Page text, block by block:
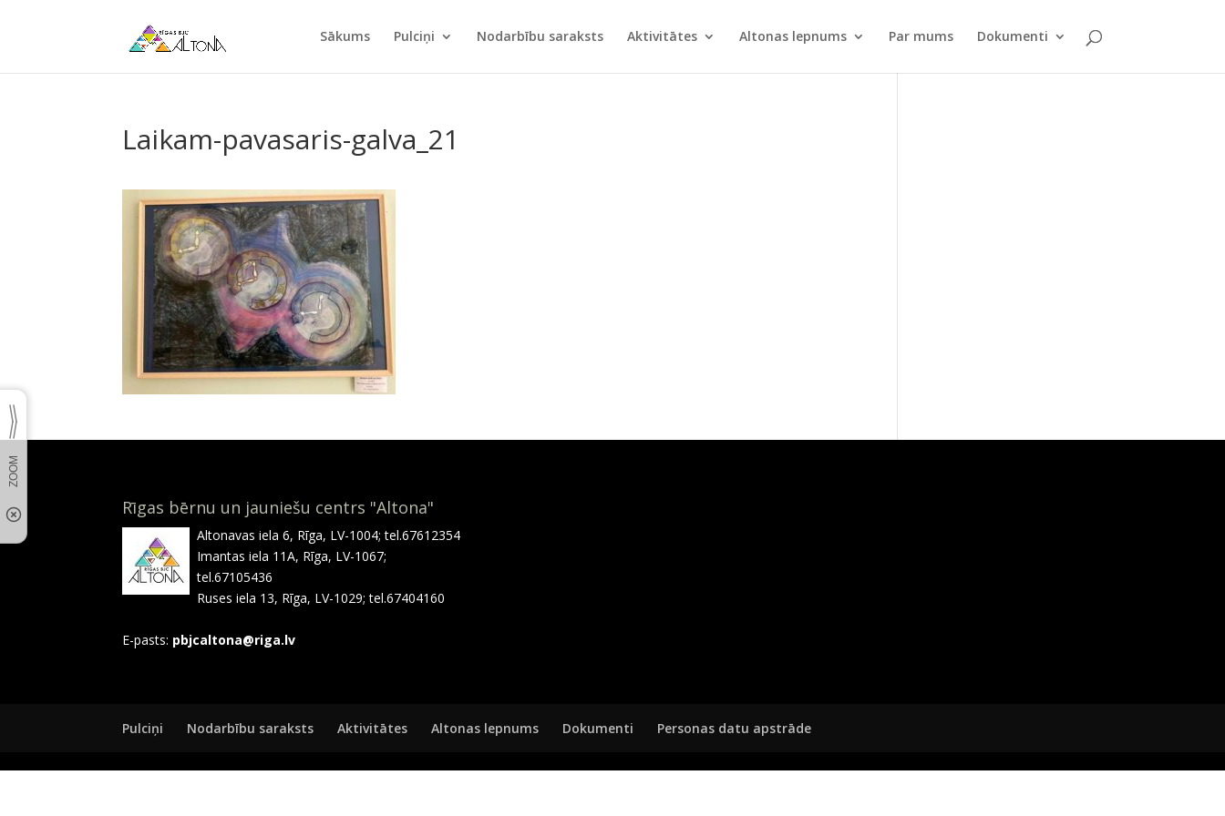
Sākums Pulciņi Nodarbību saraksts Aktivitātes Altonas lepnums Par mums Dokumenti
Laikam-pavasaris-galva_21
Rīgas bērnu un jauniešu centrs "Altona"
Altonavas iela 6, Rīga, LV-1004; tel.67612354
Imantas iela 11A, Rīga, LV-1067;
tel.67105436
Ruses iela 13, Rīga, LV-1029; tel.67404160
E-pasts: pbjcaltona@riga.lv
Pulciņi Nodarbību saraksts Aktivitātes Altonas lepnums Dokumenti Personas datu apstrāde